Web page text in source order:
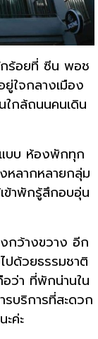
กร้อยที่ ซีน พอช
ยู่ใจกลางเมือง
ใกล้ถนนคนเดิน
แบบ ห้องพักทุก
หลากหลายกลุ่ม
ข้าพักรู้สึกอบอุ่น
กว้างขวาง อีก
ปด้วยธรรมชาติ
ว่า ที่พักน่านใน
รบริการที่สะดวก
ค่ะ